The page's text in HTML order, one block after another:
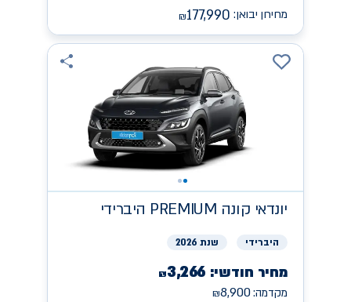
מחירון יבואן: ₪177,990
יונדאי קונה PREMIUM היברידי
היברידי שנת 2026
מחיר חודשי: ₪3,266
מקדמה: ₪8,900